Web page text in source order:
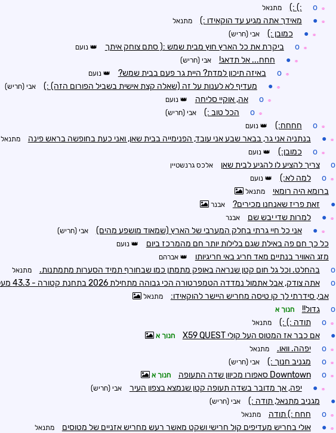
☼
o
:) :) מתנאל
☼
● מאידך אתה מגיע עד הוקאידו :) מתנאל
☼
● כמובן :) אבי (חריש)
☼
o ביקרת את כל הארץ חוץ מבית שמש :( סתם צוחק איתך נועם
☼
● חחח... אל תדאג! אבי (חריש)
☼
o באיזה תיכון למדת? היית גר פעם בבית שמש? נועם
☼
● מעדיף לא לענות על זה (שאלה קצת אישית בשביל הפורום הזה) :) אבי (חריש)
☼
o אה, אוקיי סליחה נועם
☼
o הכל טוב :) אבי (חריש)
☼
o חחחח:) נועם
☼
● בנתניה אני גר, בבאר שבע אני עובד, הפנימייה בבית שאן, ואני כעת בחופשה בראש פינה מתנאל
☼
o כמובן:) נועם
o צריך להציע לו להגיע לבית שאן אלכס גרנשטיין
☼
o למה לא:) נועם
ברומא היה רומאי מתנאל
● זאת פריז שאנחנו מכירים? אבנר
☼
● למרות שדי יבש שם אבנר
☼
● אני כל חיי גרתי בחלק המערבי של הארץ (שמאוד מושפע מהים) אבי (חריש)
כל כך חם פה באילת שגם בלילות יותר חם מהמרכז ביום נועם
מזג האוויר בנתיים מאד חריג באי חריגיותו אברהם
o בהחלט. וכל גל חום קטן שנראה באופק מתמתן כמו שבחורף תמיד הסערות מתמתנות. מתנאל
o אתה צודק, אבל אתמול נמדדה הטמפרטורה הכי גבוהה מתחילת 2026 בתחנת קטורה - 43.3 מעלות
אבי, סידרתי לך קו טיסה מחריש היישר להוקאידו: מתנאל
o גדול!! חנוך א
☼
o תודה :) :) מתנאל
● אם כבר אז המטוס העל קולי X59 QUEST חנוך א
☼
o יפהה. וואו. מתנאל
☼
o מגניב חנוך :) אבי (חריש)
☼
o Downtown סאפורו מכיוון שדה התעופה חנוך א
☼
● יפה, אך מדובר בשדה תעופה קטן שנמצא בצפון העיר אבי (חריש)
● מגניב מתנאל, תודה :) אבי (חריש)
☼
o חחח :) תודה מתנאל
☼
● אולי בחריש מעדיפים קול חרישי ושקט מאשר רעש מחריש אזניים של מטוסים מתנאל